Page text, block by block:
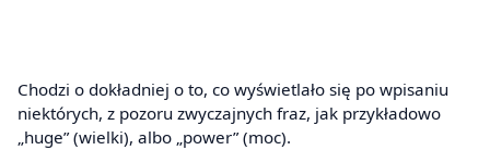
Chodzi o dokładniej o to, co wyświetlało się po wpisaniu
niektórych, z pozoru zwyczajnych fraz, jak przykładowo
„huge” (wielki), albo „power” (moc).